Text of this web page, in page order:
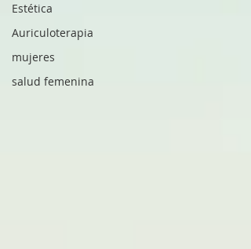
Estética
Auriculoterapia
mujeres
salud femenina